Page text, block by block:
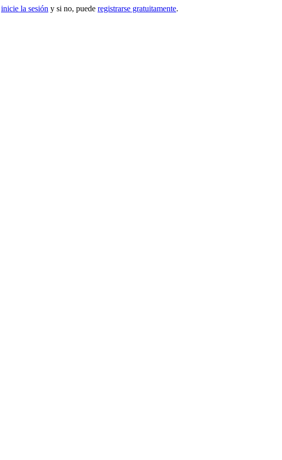
inicie la sesión y si no, puede registrarse gratuitamente.